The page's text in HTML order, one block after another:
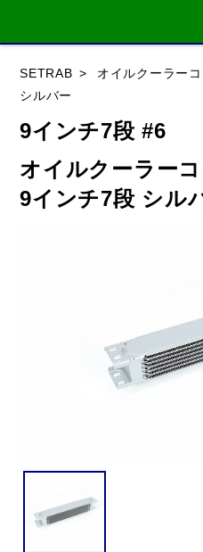
データを準
SETRAB
オイルクーラー
シルバー
9インチ7段 #6
オイルクーラー
9インチ7段 シル